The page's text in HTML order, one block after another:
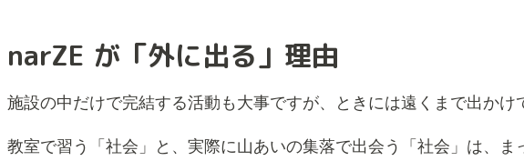
narZE が「外に出る」理由
施設の中だけで完結する活動も大事ですが、ときには遠くまで出か
教室で習う「社会」と、実際に山あいの集落で出会う「社会」は、